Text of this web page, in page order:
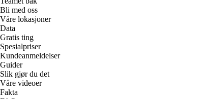
Bli med oss
Våre lokasjoner
Data
Gratis ting
Spesialpriser
Kundeanmeldelser
Guider
Slik gjør du det
Våre videoer
Fakta